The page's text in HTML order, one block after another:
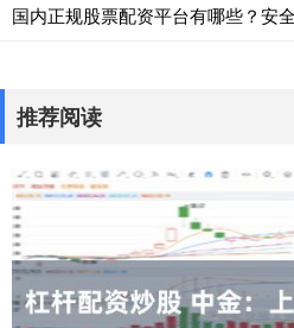
国内正规股票配资平台有哪些？安
推荐阅读